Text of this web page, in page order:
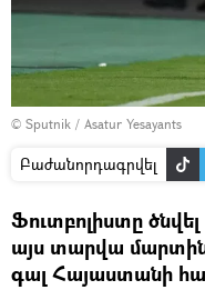
© Sputnik / Asatur Yesayants
Բաժանորդագրվել
Ֆուտբոլիստը
այս տարվա մարտին
գալ Հայաստանի